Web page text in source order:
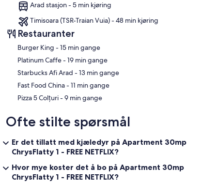
Arad stasjon - 5 min kjøring
Timisoara (TSR-Traian Vuia) - 48 min kjøring
Restauranter
‪Burger King - ‬15 min gange
‪Platinum Caffe - ‬19 min gange
‪Starbucks Afi Arad - ‬13 min gange
‪Fast Food China - ‬11 min gange
‪Pizza 5 Colțuri - ‬9 min gange
Ofte stilte spørsmål
Er det tillatt med kjæledyr på Apartment 30mp
ChrysFlatty 1 - FREE NETFLIX?
Hvor mye koster det å bo på Apartment 30mp
ChrysFlatty 1 - FREE NETFLIX?